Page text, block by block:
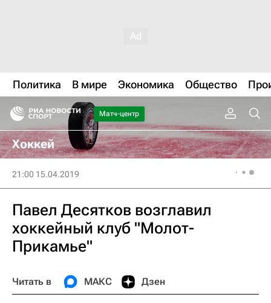
Политика В мире Экономика Общество
Матч-центр
Хоккей
21:00 15.04.2019
Павел Десятков возглавил
хоккейный клуб "Молот-
Прикамье"
Читать в МАКС Дзен